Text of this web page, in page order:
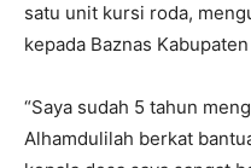
satu unit kursi roda,
kepada Baznas
“Saya sudah 5 tahun
Alhamdulilah berkat